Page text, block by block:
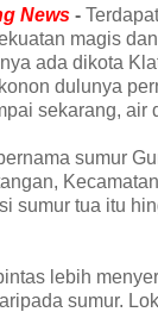
News -
magis
ada dikota
dulunya
sekarang, air
sumur
sumur tua itu
lebih
sumur.